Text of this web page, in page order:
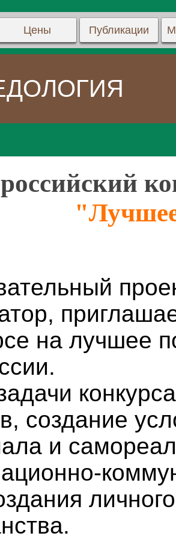
Цены Публикации
на лучшее
создание
и